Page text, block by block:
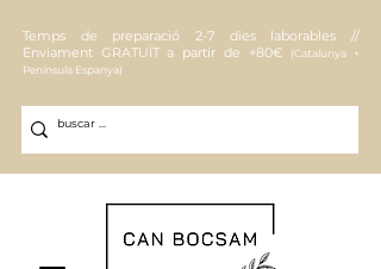
Temps de preparació 2-7 dies laborables //
Enviament GRATUÏT a partir de +80€
(Catalunya +
Península Espanya)